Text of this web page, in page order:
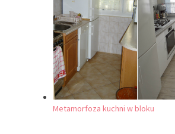
Metamorfoza kuchni w bloku